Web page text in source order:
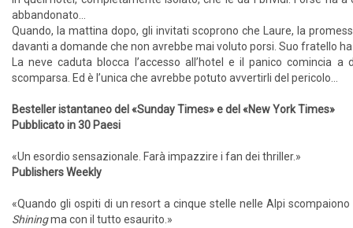
abbandonato…
Quando, la mattina dopo, gli invitati scoprono che Laure, la
davanti a domande che non avrebbe mai voluto porsi. Suo fratello
La neve caduta blocca l’accesso all’hotel e il panico comincia
scomparsa. Ed è l’unica che avrebbe potuto avvertirli del pericolo...
Besteller istantaneo del «Sunday Times» e del «New York Times»
Pubblicato in 30 Paesi
«Un esordio sensazionale. Farà impazzire i fan dei thriller.»
Publishers Weekly
«Quando gli ospiti di un resort a cinque stelle nelle Alpi
Shiningma con il tutto esaurito.»